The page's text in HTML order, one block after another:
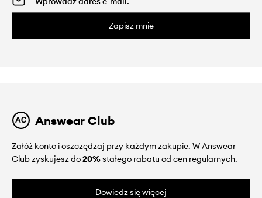
Zapisz mnie
Answear Club
Załóż konto i oszczędzaj przy każdym zakupie. W Answear
Club zyskujesz do20%stałego rabatu od cen regularnych.
Dowiedz się więcej